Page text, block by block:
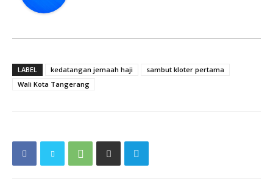
LABEL kedatangan jemaah haji
sambut kloter pertama
Wali Kota Tangerang